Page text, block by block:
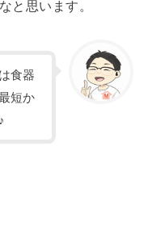
と思います。
食器
短か